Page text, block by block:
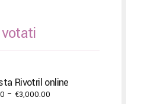
Rivotril online
– €3,000.00